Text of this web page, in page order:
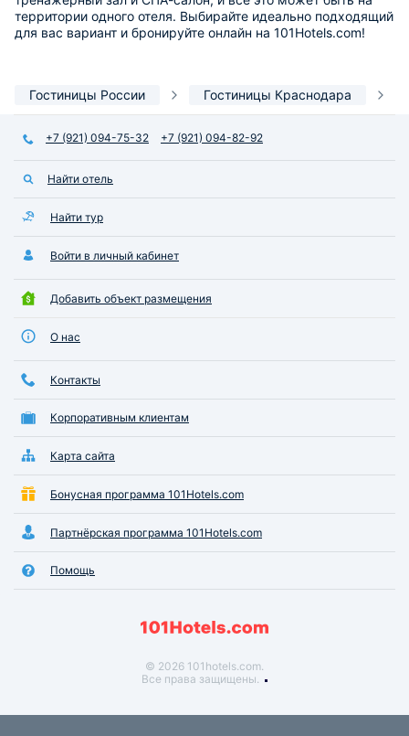
территории одного отеля. Выбирайте идеально подходящий
для вас вариант и бронируйте онлайн на 101Hotels.com!
Гостиницы России Гостиницы Краснодара
+7 (921) 094-75-32 +7 (921) 094-82-92
Найти отель
Найти тур
Войти в личный кабинет
Добавить объект размещения
О нас
Контакты
Корпоративным клиентам
Карта сайта
Бонусная программа 101Hotels.com
Партнёрская программа 101Hotels.com
Помощь
© 2026 101hotels.com.
Все права защищены.